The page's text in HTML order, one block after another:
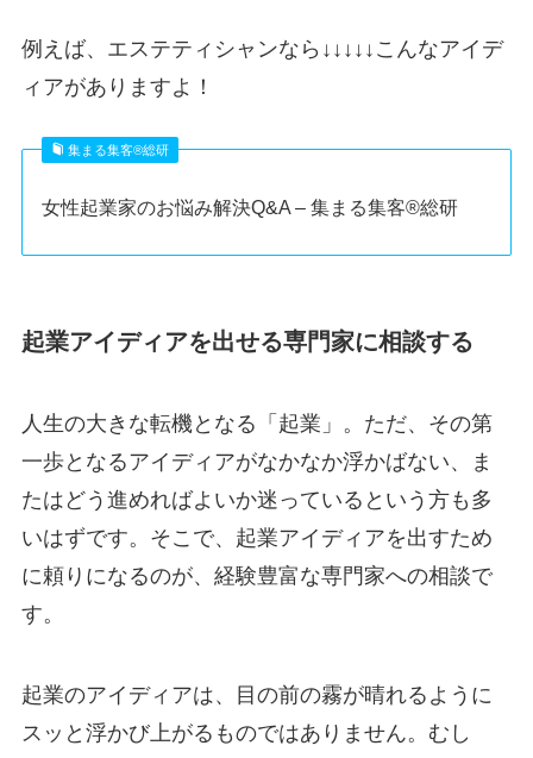
例えば、エステティシャンなら↓↓↓↓↓こんなアイデ
ィアがありますよ！
集まる集客®︎総研
女性起業家のお悩み解決Q&A – 集まる集客®︎総研
起業アイディアを出せる専門家に相談する
人生の大きな転機となる「起業」。ただ、その第
一歩となるアイディアがなかなか浮かばない、ま
たはどう進めればよいか迷っているという方も多
いはずです。そこで、起業アイディアを出すため
に頼りになるのが、経験豊富な専門家への相談で
す。
起業のアイディアは、目の前の霧が晴れるように
スッと浮かび上がるものではありません。むし